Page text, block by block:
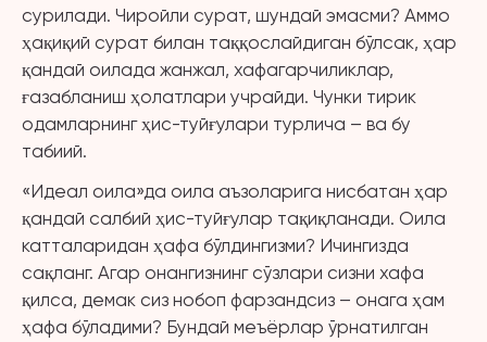
сурилади. Чиройли сурат, шундай эмасми? Аммо
ҳақиқий сурат билан таққослайдиган бўлсак, ҳар
қандай оилада жанжал, хафагарчиликлар,
ғазабланиш ҳолатлари учрайди. Чунки тирик
одамларнинг ҳис-туйғулари турлича – ва бу
табиий.
«Идеал оила»да оила аъзоларига нисбатан ҳар
қандай салбий ҳис-туйғулар тақиқланади. Оила
катталаридан ҳафа бўлдингизми? Ичингизда
сақланг. Агар онангизнинг сўзлари сизни хафа
қилса, демак сиз нобоп фарзандсиз – онага ҳам
ҳафа бўладими? Бундай меъёрлар ўрнатилган